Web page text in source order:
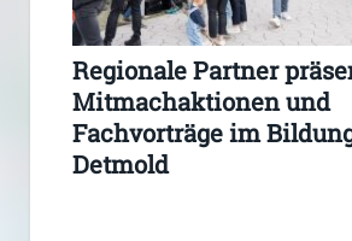
Regionale Partner
Mitmachaktionen und
Fachvorträge im
Detmold